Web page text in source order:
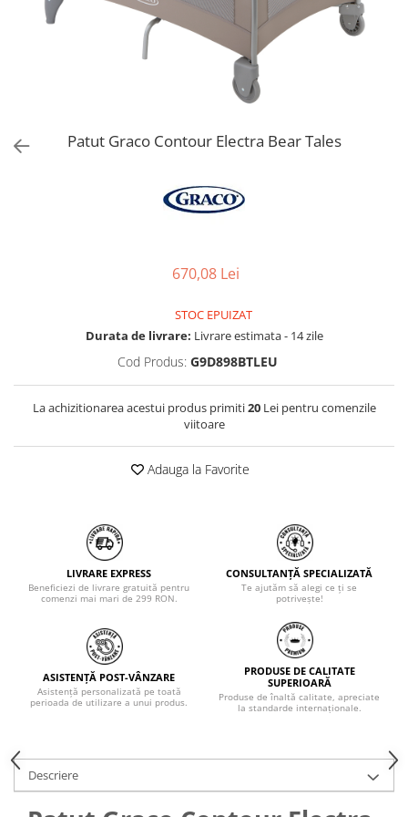
Consultanta Instalare
Jucarii de Sortare
PAPUSI
Patut Graco Contour Electra Bear Tales
670,08 Lei
STOC EPUIZAT
Durata de livrare: Livrare estimata - 14 zile
Cod Produs: G9D898BTLEU
La achizitionarea acestui produs primiti20Lei pentru comenzile
viitoare
Adauga la Favorite
LIVRARE EXPRESS
Beneficiezi de livrare gratuită pentru
comenzi mai mari de 299 RON.
CONSULTANȚĂ SPECIALIZATĂ
Te ajutăm să alegi ce ți se
potrivește!
ASISTENȚĂ POST-VÂNZARE
Asistență personalizată pe toată
perioada de utilizare a unui produs.
PRODUSE DE CALITATE
SUPERIOARĂ
Produse de înaltă calitate, apreciate
la standarde internaționale.
Descriere